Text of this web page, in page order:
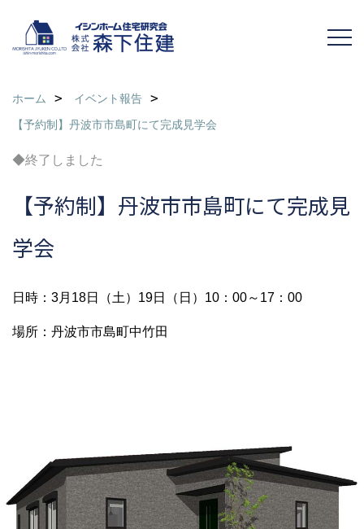
ホーム
イベント報告
【予約制】丹波市市島町にて完成見学会
◆終了しました
【予約制】丹波市市島町にて完成見
学会
日時：3月18日（土）19日（日）10：00～17：00
場所：丹波市市島町中竹田